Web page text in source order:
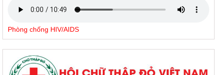
Phòng chống HIV/AIDS